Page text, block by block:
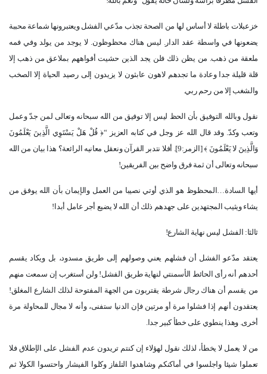
خزعبلات باطلة لا أساس لها من الصحة تجذب مدّعي الفشل ويعتبرونها شماعة محببة
يضعونها في واسطة عقد الدار. ليس هناك محظوظون. لا يوجد من يولد وفي فمه
ملعقة من ذهب. من يظن ذلك فلن يجد الذين حشيت أفواههم بملاعق من ذهب إلا
قلة قليلة جدا وعادة ما تجدهم لاهون عابثون لا يزيدون إلى رصيد الحياة إلا الصخب
والشغب إلا من رحم ربي.
نقول وبالله التوفيق بأن الحظ ليس إلا توفيق من الله سبحانه وتعالى لمن جدّ وعمل
وتعب وكدّ. وقد قال الله عز وجل في كتابه العزيز “﴿ قُلْ هَلْ يَسْتَوِي الَّذِينَ يَعْلَمُونَ
وَالَّذِينَ لا يَعْلَمُونَ ﴾ ‏[‏الزمر‏:‏9‏]‏‏. أفلا نتدبر القرآن ونعقل معانيه الرائعة؟ هذا بيان من الله
سبحانه وتعالى أن ثمة فرق واضح بين الفريقين!
أيها السادة…المحظوظ هو الذي أوتي نصيبا من العمل والإيمان بأن الله يوفق من
يشاء ويثيب المجتهدين على جهدهم ذلك أن الله لا يضيع أجر عامل أبدا !
ثالثا: الفشل ليس نهاية الشارع!
يعتقد مدّعو الفشل أن فشلهم يعني وصولهم إلى طريق مسدود، بل ويكاد يقسم
أحدهم أنه رأى الحائط الأسمنتي لنهاية طريق الفشل! ولن أستغرب إن سمعت منهم
من يقسم أن هناك رجال شرطة يقتربون من الجهة المفتوحة لذلك الشارع المغلق!
يعتقدون أنهم إذا فشلوا مرة أو مرتين فإن الدنيا ستفنى، وأنه لا مجال للمحاولة مرة
أخرى. وهذا ينطوي على خطأ كبير جدا.
من لا يعمل لا يخطأ، لذلك نقول لهؤلاء إن كنتم تريدون عدم الفشل على الإطلاق فلا
تعملوا شيئا واجلسوا في أماكنكم وشاهدوا التلفاز وكلوا الفيشار واحتسوا الكولا ثم